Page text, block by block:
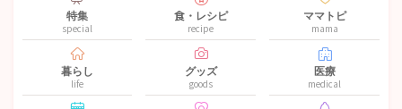
特集
special
食・レシピ
recipe
ママトピ
mama
暮らし
life
グッズ
goods
医療
medical